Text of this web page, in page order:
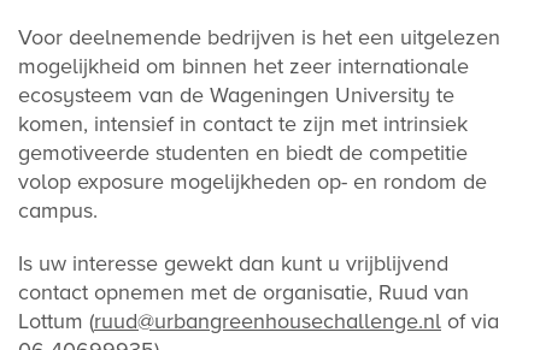
Voor deelnemende bedrijven is het een uitgelezen
mogelijkheid om binnen het zeer internationale
ecosysteem van de Wageningen University te
komen, intensief in contact te zijn met intrinsiek
gemotiveerde studenten en biedt de competitie
volop exposure mogelijkheden op- en rondom de
campus.
Is uw interesse gewekt dan kunt u vrijblijvend
contact opnemen met de organisatie, Ruud van
Lottum (ruud@urbangreenhousechallenge.nl of via